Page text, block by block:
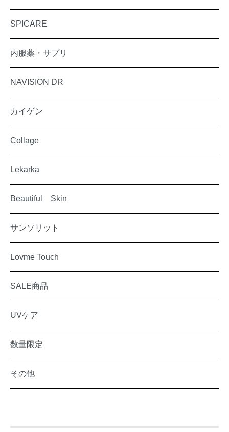
SPICARE
内服薬・サプリ
NAVISION DR
カイゲン
Collage
Lekarka
Beautiful Skin
サンソリット
Lovme Touch
SALE商品
UVケア
数量限定
その他